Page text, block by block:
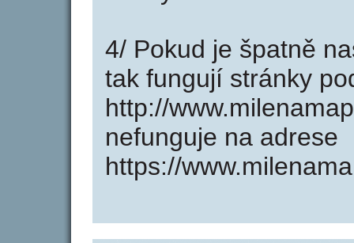
4/ Pokud je špatně
tak fungují stránky
http://
nefunguje na adrese
https://